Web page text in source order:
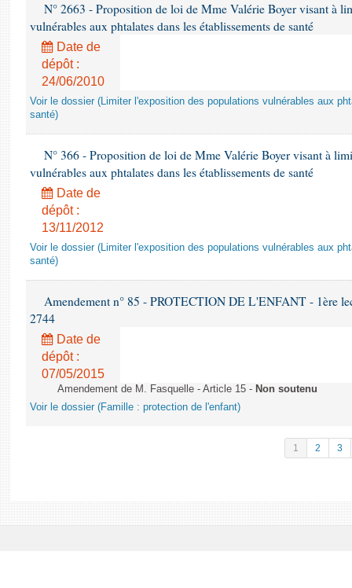
N° 2663 - Proposition de loi de Mme Valérie Boyer visant à
vulnérables aux phtalates dans les établissements de santé
Date de
dépôt :
24/06/2010
Voir le dossier (Limiter l'exposition des populations vulnérables aux
santé)
N° 366 - Proposition de loi de Mme Valérie Boyer visant à
vulnérables aux phtalates dans les établissements de santé
Date de
dépôt :
13/11/2012
Voir le dossier (Limiter l'exposition des populations vulnérables aux
santé)
Amendement n° 85 - PROTECTION DE L'ENFANT - 1ère
2744
Date de
dépôt :
07/05/2015
Amendement de M. Fasquelle - Article 15 - Non soutenu
Voir le dossier (Famille : protection de l'enfant)
1 2 3